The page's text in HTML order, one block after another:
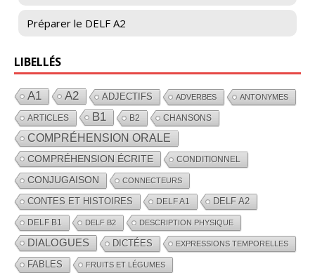
Préparer le DELF A2
LIBELLÉS
A1 A2 ADJECTIFS ADVERBES ANTONYMES
ARTICLES B1 B2 CHANSONS
COMPRÉHENSION ORALE
COMPRÉHENSION ÉCRITE CONDITIONNEL
CONJUGAISON CONNECTEURS
CONTES ET HISTOIRES DELF A1 DELF A2
DELF B1 DELF B2 DESCRIPTION PHYSIQUE
DIALOGUES DICTÉES EXPRESSIONS TEMPORELLES
FABLES FRUITS ET LÉGUMES